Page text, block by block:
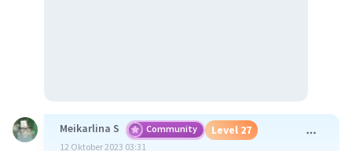
Meikarlina S Community Level 27
12 Oktober 2023 03:31